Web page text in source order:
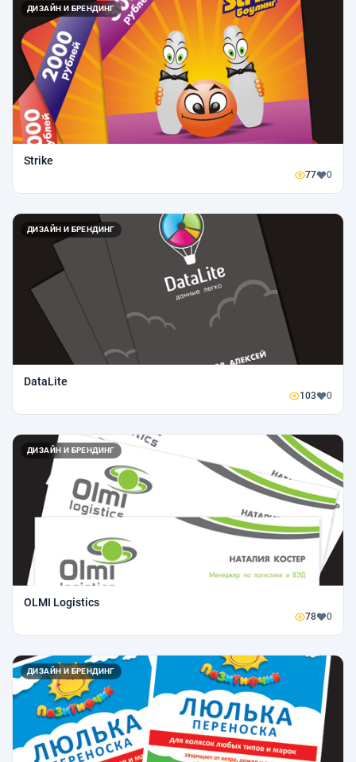
ДИЗАЙН И БРЕНДИНГ
Strike
77 0
ДИЗАЙН И БРЕНДИНГ
DataLite
103 0
ДИЗАЙН И БРЕНДИНГ
OLMI Logistics
78 0
ДИЗАЙН И БРЕНДИНГ